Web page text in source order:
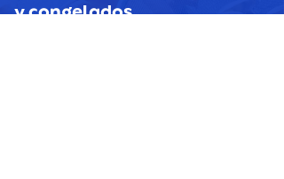
y congelados